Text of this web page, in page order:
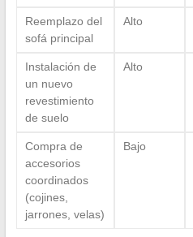
Reemplazo del
sofá principal
Alto
Instalación de
un nuevo
revestimiento
de suelo
Alto
Compra de
accesorios
coordinados
(cojines,
jarrones, velas)
Bajo